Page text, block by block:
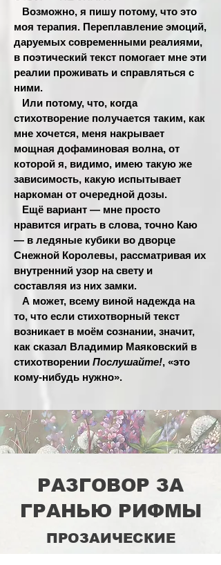
Возможно, я пишу потому, что это
моя терапия. Переплавление эмоций,
даруемых современными реалиями,
в поэтический текст помогает мне эти
реалии проживать и справляться с
ними.
Или потому, что, когда
стихотворение получается таким, как
мне хочется, меня накрывает
мощная дофаминовая волна, от
которой я, видимо, имею такую же
зависимость, какую испытывает
наркоман от очередной дозы.
Ещё вариант — мне просто
нравится играть в слова, точно Каю
— в ледяные кубики во дворце
Снежной Королевы, рассматривая их
внутренний узор на свету и
составляя из них замки.
А может, всему виной надежда на
то, что если стихотворный текст
возникает в моём сознании, значит,
как сказал Владимир Маяковский в
стихотворении Послушайте!, «это
кому-нибудь нужно».
РАЗГОВОР ЗА
ГРАНЬЮ РИФМЫ
ПРОЗАИЧЕСКИЕ